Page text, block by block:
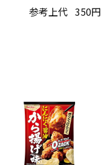
参考上代 350円